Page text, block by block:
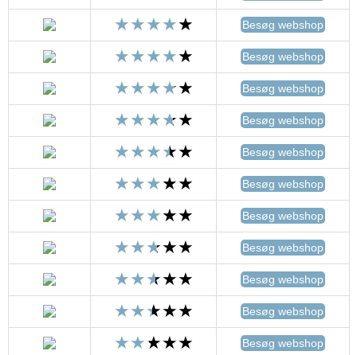
Besøg webshop
Besøg webshop
Besøg webshop
Besøg webshop
Besøg webshop
Besøg webshop
Besøg webshop
Besøg webshop
Besøg webshop
Besøg webshop
Besøg webshop